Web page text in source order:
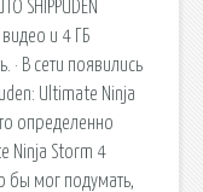
SHIPPUDEN
видео и 4 ГБ
· В сети появились
Ultimate Ninja
определенно
Ninja Storm 4
бы мог подумать,